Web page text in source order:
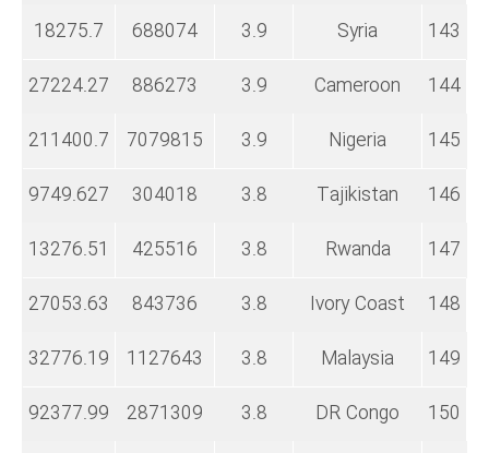
143
Syria
3.9
688074
18275.7
144
Cameroon
3.9
886273
27224.27
145
Nigeria
3.9
7079815
211400.7
146
Tajikistan
3.8
304018
9749.627
147
Rwanda
3.8
425516
13276.51
148
Ivory Coast
3.8
843736
27053.63
149
Malaysia
3.8
1127643
32776.19
150
DR Congo
3.8
2871309
92377.99